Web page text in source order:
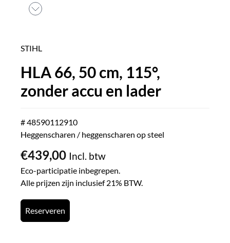
STIHL
HLA 66, 50 cm, 115°,
zonder accu en lader
# 48590112910
Heggenscharen / heggenscharen op steel
€439,00 Incl. btw
Eco-participatie inbegrepen.
Alle prijzen zijn inclusief 21% BTW.
Reserveren